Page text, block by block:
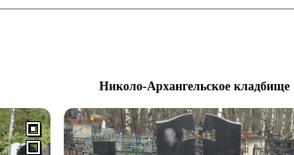
Николо-Архангельское кладбище